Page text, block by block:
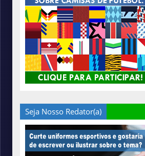
Seja Nosso Redator(a)